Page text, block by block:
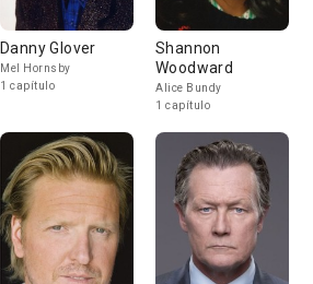
Danny Glover
Mel Hornsby
1 capítulo
Shannon
Woodward
Alice Bundy
1 capítulo